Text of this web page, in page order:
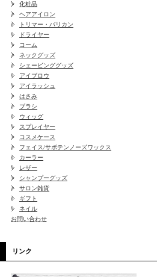
化粧品
ヘアアイロン
トリマー・バリカン
ドライヤー
コーム
ネックグッズ
シェービンググッズ
アイブロウ
アイラッシュ
はさみ
ブラシ
ウィッグ
スプレイヤー
コスメケース
フェイス/サボテンノーズワックス
カーラー
レザー
シャンプーグッズ
サロン雑貨
ギフト
ネイル
お問い合わせ
リンク